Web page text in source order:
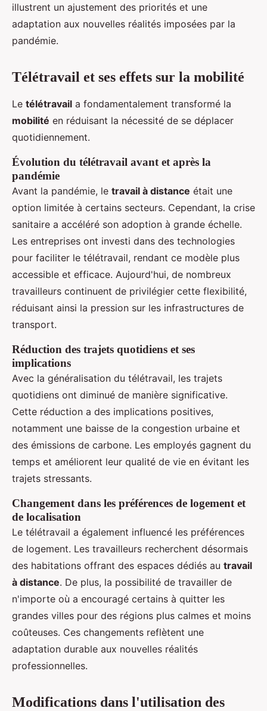
illustrent un ajustement des priorités et une
adaptation aux nouvelles réalités imposées par la
pandémie.
Télétravail et ses effets sur la mobilité
Le télétravail a fondamentalement transformé la
mobilité en réduisant la nécessité de se déplacer
quotidiennement.
Évolution du télétravail avant et après la
pandémie
Avant la pandémie, le travail à distance était une
option limitée à certains secteurs. Cependant, la crise
sanitaire a accéléré son adoption à grande échelle.
Les entreprises ont investi dans des technologies
pour faciliter le télétravail, rendant ce modèle plus
accessible et efficace. Aujourd'hui, de nombreux
travailleurs continuent de privilégier cette flexibilité,
réduisant ainsi la pression sur les infrastructures de
transport.
Réduction des trajets quotidiens et ses
implications
Avec la généralisation du télétravail, les trajets
quotidiens ont diminué de manière significative.
Cette réduction a des implications positives,
notamment une baisse de la congestion urbaine et
des émissions de carbone. Les employés gagnent du
temps et améliorent leur qualité de vie en évitant les
trajets stressants.
Changement dans les préférences de logement et
de localisation
Le télétravail a également influencé les préférences
de logement. Les travailleurs recherchent désormais
des habitations offrant des espaces dédiés au travail
à distance. De plus, la possibilité de travailler de
n'importe où a encouragé certains à quitter les
grandes villes pour des régions plus calmes et moins
coûteuses. Ces changements reflètent une
adaptation durable aux nouvelles réalités
professionnelles.
Modifications dans l'utilisation des